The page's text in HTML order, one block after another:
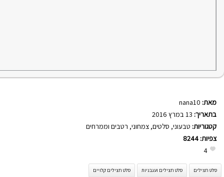
מאת: nana10
בתאריך:
קטגוריות: טבעוני, סלטים, צמחוני, רטבים וממרחים
צפיות: 8244
4
סלט חצילים סלט חצילים ועגבניות סלט חצילים קלויים